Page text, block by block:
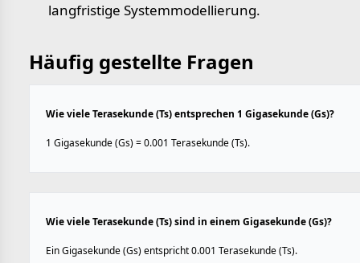
langfristige Systemmodellierung.
Häufig gestellte Fragen
Wie viele Terasekunde (Ts) entsprechen 1 Gigasekunde (Gs)?
1 Gigasekunde (Gs) = 0.001 Terasekunde (Ts).
Wie viele Terasekunde (Ts) sind in einem Gigasekunde (Gs)?
Ein Gigasekunde (Gs) entspricht 0.001 Terasekunde (Ts).